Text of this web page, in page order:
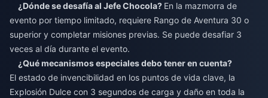
¿Dónde se desafía al Jefe Chocola? En la mazmorra de
evento por tiempo limitado, requiere Rango de Aventura 30 o
superior y completar misiones previas. Se puede desafiar 3
veces al día durante el evento.
¿Qué mecanismos especiales debo tener en cuenta?
El estado de invencibilidad en los puntos de vida clave, la
Explosión Dulce con 3 segundos de carga y daño en toda la